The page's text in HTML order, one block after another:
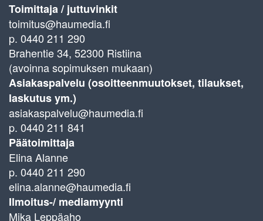
Toimittaja / juttuvinkit
toimitus@haumedia.fi
p. 0440 211 290
Brahentie 34, 52300 Ristiina
(avoinna sopimuksen mukaan)
Asiakaspalvelu (osoitteenmuutokset, tilaukset,
laskutus ym.)
asiakaspalvelu@haumedia.fi
p. 0440 211 841
Päätoimittaja
Elina Alanne
p. 0440 211 290
elina.alanne@haumedia.fi
Ilmoitus-/ mediamyynti
Mika Leppäaho